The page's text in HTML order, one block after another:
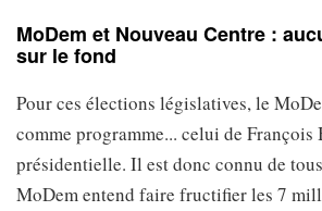
MoDem et Nouveau Centre :
sur le fond
Pour ces élections législatives, le
comme programme... celui de
présidentielle. Il est donc connu de
MoDem entend faire fructifier les 7